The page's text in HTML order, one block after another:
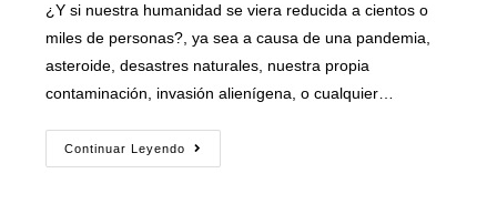
¿Y si nuestra humanidad se viera reducida a cientos o
miles de personas?, ya sea a causa de una pandemia,
asteroide, desastres naturales, nuestra propia
contaminación, invasión alienígena, o cualquier…
Continuar Leyendo